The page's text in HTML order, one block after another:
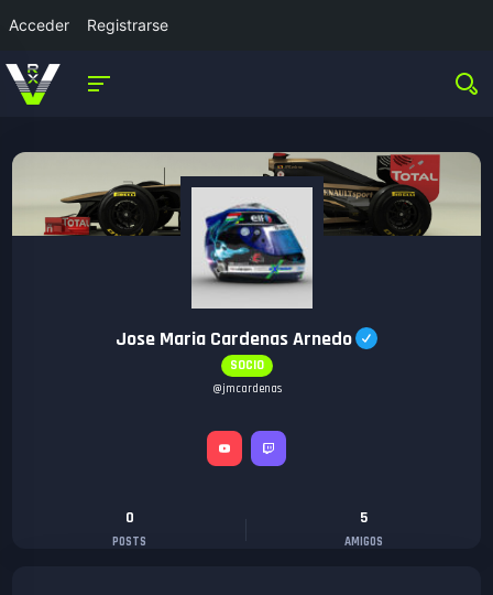
Acceder Registrarse
Jose Maria Cardenas Arnedo
SOCIO
@jmcardenas
0
POSTS
5
AMIGOS